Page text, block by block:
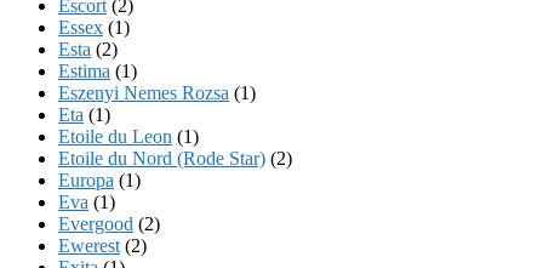
Escort (2)
Essex (1)
Esta (2)
Estima (1)
Eszenyi Nemes Rozsa (1)
Eta (1)
Etoile du Leon (1)
Etoile du Nord (Rode Star) (2)
Europa (1)
Eva (1)
Evergood (2)
Ewerest (2)